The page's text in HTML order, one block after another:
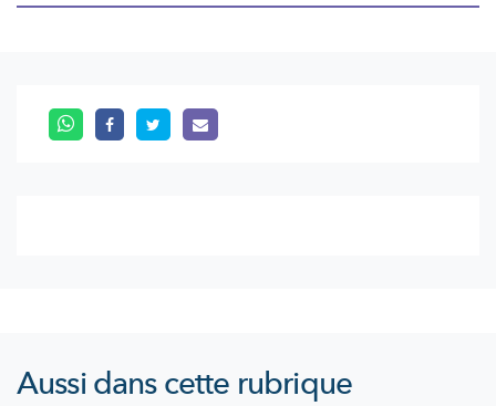
Aussi dans cette rubrique